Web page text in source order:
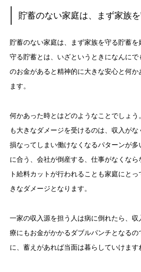
貯蓄のない家庭は、まず家族
貯蓄のない家庭は、まず家族を守る貯蓄
守る貯蓄とは、いざというときになんにで
のお金があると精神的に大きな安心と何か
ます。
何かあった時とはどのようなことでしょう
も大きなダメージを受けるのは、収入が
損なってしまい働けなくなるパターンが多
に合う、会社が倒産する、仕事がなくなら
ト給料カットが行われることも家庭にとっ
きなダメージとなります。
一家の収入源を担う人は病に倒れたら、
療にもお金がかかるダブルパンチとなる
に、蓄えがあれば当面は暮らしていけます